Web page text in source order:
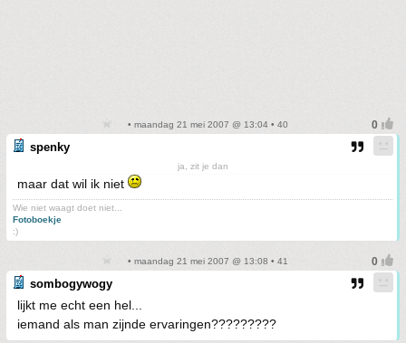
• maandag 21 mei 2007 @ 13:04 • 40
spenky
ja, zit je dan
maar dat wil ik niet
Wie niet waagt doet niet...
Fotoboekje
:)
• maandag 21 mei 2007 @ 13:08 • 41
sombogywogy
lijkt me echt een hel...
iemand als man zijnde ervaringen?????????